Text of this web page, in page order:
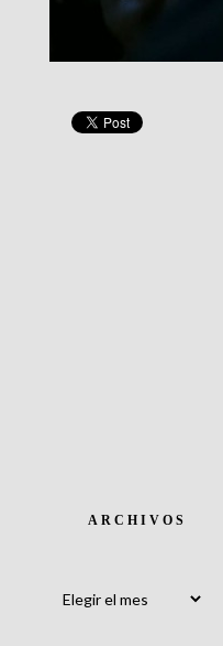
ARCHIVOS